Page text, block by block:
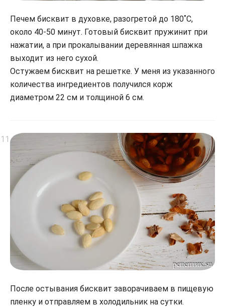
Печем бисквит в духовке, разогретой до 180˚С,
около 40-50 минут. Готовый бисквит пружинит при
нажатии, а при прокалывании деревянная шпажка
выходит из него сухой.
Остужаем бисквит на решетке. У меня из указанного
количества ингредиентов получился корж
диаметром 22 см и толщиной 6 см.
После остывания бисквит заворачиваем в пищевую
пленку и отправляем в холодильник на сутки.